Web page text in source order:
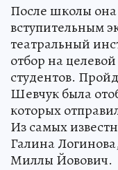
После школы она
вступительным
театральный
отбор на
студентов.
Шевчук была
которых
Из самых
Галина
Миллы Йовович.